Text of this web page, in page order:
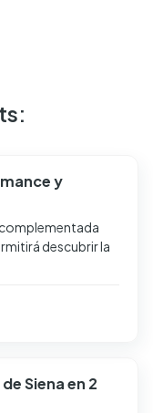
y
complementada
descubrir la
Siena en 2